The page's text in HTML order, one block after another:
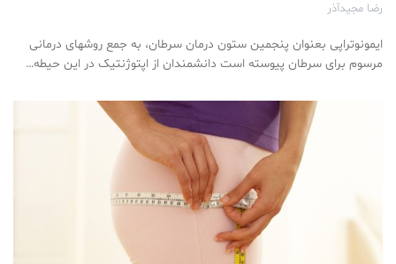
رضا مجیدآذر
ایمونوتراپی بعنوان پنجمین ستون درمان سرطان، به جمع روشهای درمانی
مرسوم برای سرطان پیوسته است دانشمندان از اپتوژنتیک در این حیطه…